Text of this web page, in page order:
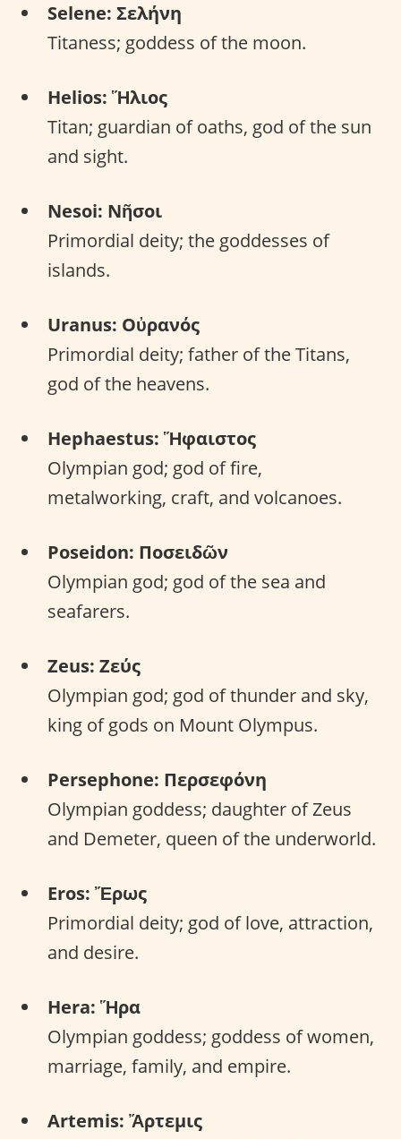
Selene: Σελήνη
Titaness; goddess of the moon.
Helios: Ἥλιος
Titan; guardian of oaths, god of the sun
and sight.
Nesoi: Νῆσοι
Primordial deity; the goddesses of
islands.
Uranus: Οὐρανός
Primordial deity; father of the Titans,
god of the heavens.
Hephaestus: Ἥφαιστος
Olympian god; god of fire,
metalworking, craft, and volcanoes.
Poseidon: Ποσειδῶν
Olympian god; god of the sea and
seafarers.
Zeus: Ζεύς
Olympian god; god of thunder and sky,
king of gods on Mount Olympus.
Persephone: Περσεφόνη
Olympian goddess; daughter of Zeus
and Demeter, queen of the underworld.
Eros: Ἔρως
Primordial deity; god of love, attraction,
and desire.
Hera: Ἥρα
Olympian goddess; goddess of women,
marriage, family, and empire.
Artemis: Ἄρτεμις